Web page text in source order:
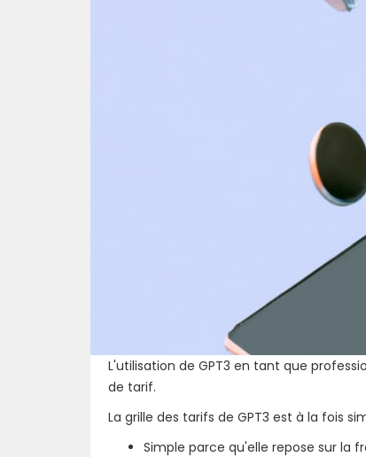
L'utilisation de GPT3 en tant que
de tarif.
La grille des tarifs de GPT3 est à la fois
Simple parce qu'elle repose sur la